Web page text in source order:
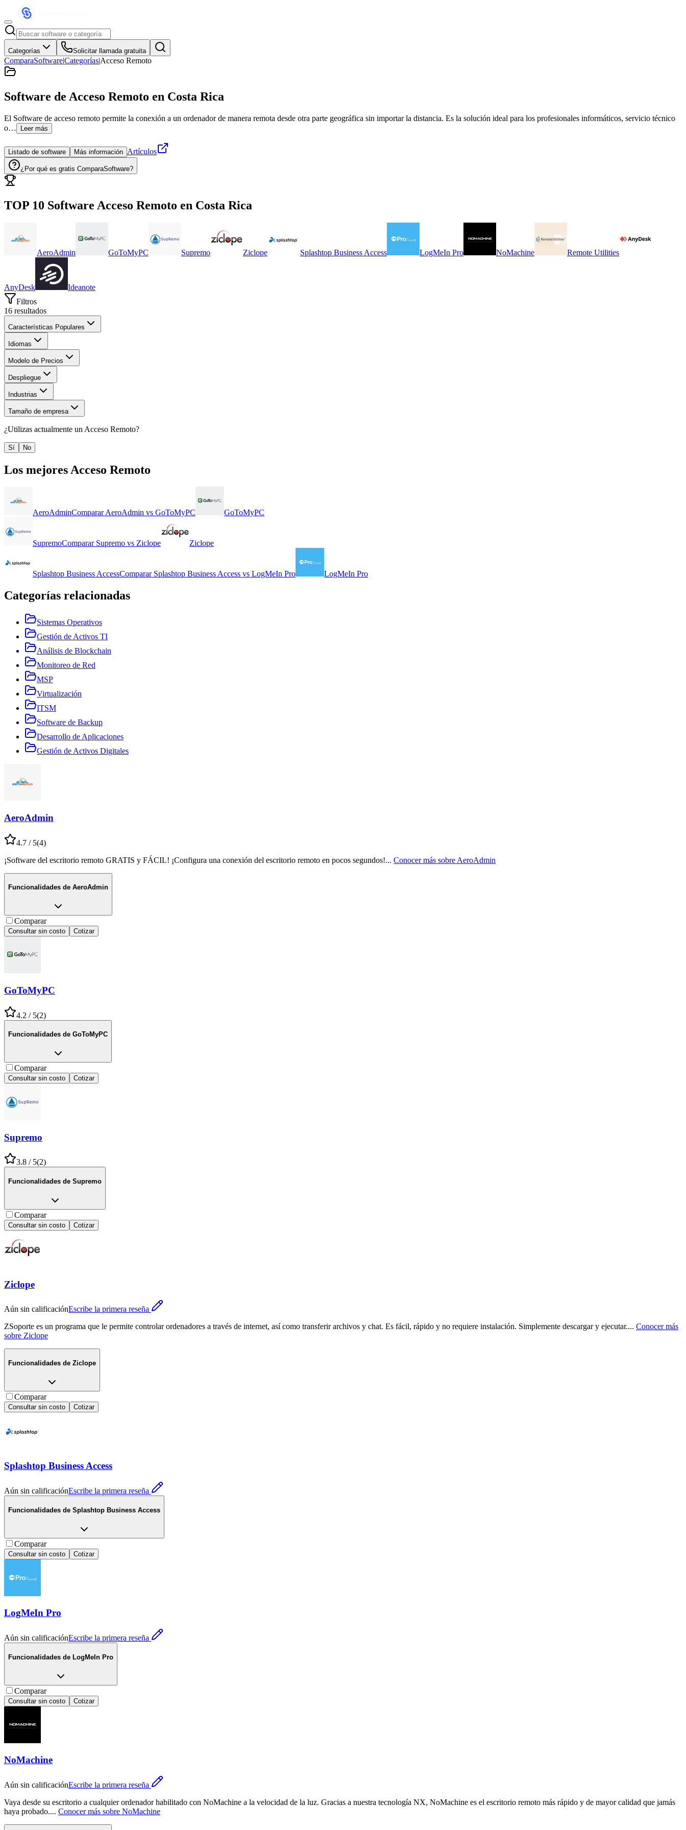
Categorías Solicitar llamada gratuita
ComparaSoftware|Categorías|Acceso Remoto
Software de Acceso Remoto en Costa Rica
El Software de acceso remoto permite la conexión a un ordenador de manera remota desde otra parte geográfica sin importar la distancia. Es la solución ideal para los profesionales informáticos, servicio técnico
o…
Leer más
Listado de software Más información Artículos
¿Por qué es gratis ComparaSoftware?
TOP 10 Software Acceso Remoto en Costa Rica
AeroAdmin GoToMyPC Supremo Ziclope Splashtop Business Access LogMeIn Pro NoMachine Remote Utilities
AnyDesk
Ideanote
Filtros
16 resultados
Características Populares
Idiomas
Modelo de Precios
Despliegue
Industrias
Tamaño de empresa
¿Utilizas actualmente un Acceso Remoto?
Sí No
Los mejores Acceso Remoto
AeroAdminCompararAeroAdmin vs GoToMyPC GoToMyPC
SupremoComparar Supremo vs Ziclope Ziclope
Splashtop Business AccessComparar Splashtop Business Access vs LogMeIn Pro LogMeIn Pro
Categorías relacionadas
Sistemas Operativos
Gestión de Activos TI
Análisis de Blockchain
Monitoreo de Red
MSP
Virtualización
ITSM
Software de Backup
Desarrollo de Aplicaciones
Gestión de Activos Digitales
AeroAdmin
4.7 / 5(4)
¡Software del escritorio remoto GRATIS y FÁCIL! ¡Configura una conexión del escritorio remoto en pocos segundos!... Conocer más sobre AeroAdmin
Funcionalidades de AeroAdmin
Comparar
Consultar sin costo Cotizar
GoToMyPC
4.2 / 5(2)
Funcionalidades de GoToMyPC
Comparar
Consultar sin costo Cotizar
Supremo
3.8 / 5(2)
Funcionalidades de Supremo
Comparar
Consultar sin costo Cotizar
Ziclope
Aún sin calificaciónEscribe la primera reseña
ZSoporte es un programa que le permite controlar ordenadores a través de internet, así como transferir archivos y chat. Es fácil, rápido y no requiere instalación. Simplemente descargar y ejecutar.... Conocer más
sobre Ziclope
Funcionalidades de Ziclope
Comparar
Consultar sin costo Cotizar
Splashtop Business Access
Aún sin calificaciónEscribe la primera reseña
Funcionalidades de Splashtop Business Access
Comparar
Consultar sin costo Cotizar
LogMeIn Pro
Aún sin calificaciónEscribe la primera reseña
Funcionalidades de LogMeIn Pro
Comparar
Consultar sin costo Cotizar
NoMachine
Aún sin calificaciónEscribe la primera reseña
Vaya desde su escritorio a cualquier ordenador habilitado con NoMachine a la velocidad de la luz. Gracias a nuestra tecnología NX, NoMachine es el escritorio remoto más rápido y de mayor calidad que jamás
haya probado.... Conocer más sobre NoMachine